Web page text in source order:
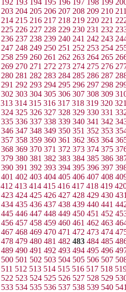
192 193 194 195 196 197 198 199
203 204 205 206 207 208 209 210
214 215 216 217 218 219 220 221
225 226 227 228 229 230 231 232
236 237 238 239 240 241 242 243
247 248 249 250 251 252 253 254
258 259 260 261 262 263 264 265
269 270 271 272 273 274 275 276
280 281 282 283 284 285 286 287
291 292 293 294 295 296 297 298
302 303 304 305 306 307 308 309
313 314 315 316 317 318 319 320
324 325 326 327 328 329 330 331
335 336 337 338 339 340 341 342
346 347 348 349 350 351 352 353
357 358 359 360 361 362 363 364
368 369 370 371 372 373 374 375
379 380 381 382 383 384 385 386
390 391 392 393 394 395 396 397
401 402 403 404 405 406 407 408
412 413 414 415 416 417 418 419
423 424 425 426 427 428 429 430
434 435 436 437 438 439 440 441
445 446 447 448 449 450 451 452
456 457 458 459 460 461 462 463
467 468 469 470 471 472 473 474
478 479 480 481 482 483 484 485
489 490 491 492 493 494 495 496
500 501 502 503 504 505 506 507
511 512 513 514 515 516 517 518
522 523 524 525 526 527 528 529
533 534 535 536 537 538 539 540